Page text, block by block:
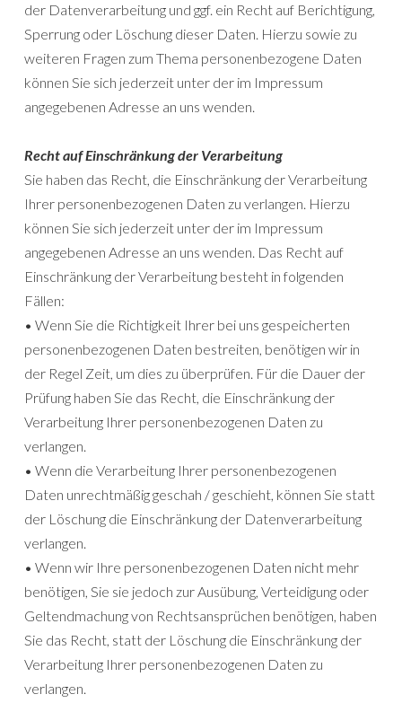
der Datenverarbeitung und ggf. ein Recht auf Berichtigung,
Sperrung oder Löschung dieser Daten. Hierzu sowie zu
weiteren Fragen zum Thema personenbezogene Daten
können Sie sich jederzeit unter der im Impressum
angegebenen Adresse an uns wenden.
Recht auf Einschränkung der Verarbeitung
Sie haben das Recht, die Einschränkung der Verarbeitung
Ihrer personenbezogenen Daten zu verlangen. Hierzu
können Sie sich jederzeit unter der im Impressum
angegebenen Adresse an uns wenden. Das Recht auf
Einschränkung der Verarbeitung besteht in folgenden
Fällen:
• Wenn Sie die Richtigkeit Ihrer bei uns gespeicherten
personenbezogenen Daten bestreiten, benötigen wir in
der Regel Zeit, um dies zu überprüfen. Für die Dauer der
Prüfung haben Sie das Recht, die Einschränkung der
Verarbeitung Ihrer personenbezogenen Daten zu
verlangen.
• Wenn die Verarbeitung Ihrer personenbezogenen
Daten unrechtmäßig geschah / geschieht, können Sie statt
der Löschung die Einschränkung der Datenverarbeitung
verlangen.
• Wenn wir Ihre personenbezogenen Daten nicht mehr
benötigen, Sie sie jedoch zur Ausübung, Verteidigung oder
Geltendmachung von Rechtsansprüchen benötigen, haben
Sie das Recht, statt der Löschung die Einschränkung der
Verarbeitung Ihrer personenbezogenen Daten zu
verlangen.